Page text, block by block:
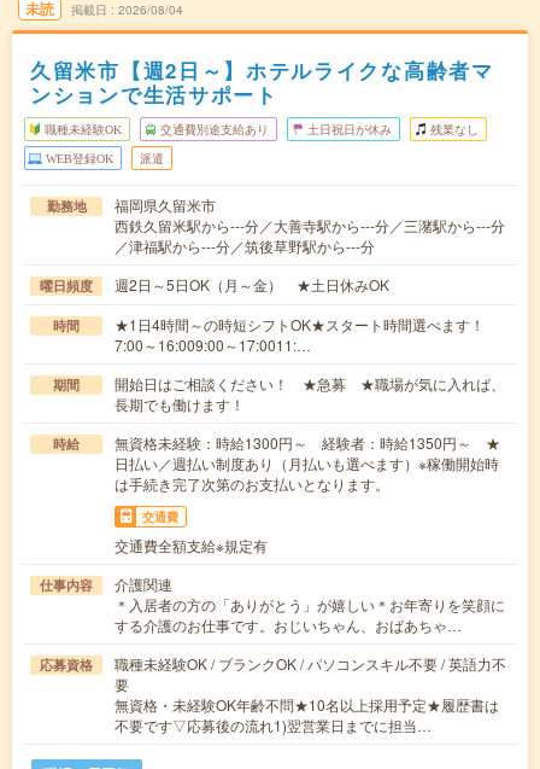
未読 掲載日 2026/08/04
久留米市【週2日～】ホテルライクな高齢者マ
ンションで生活サポート
職種未経験OK 交通費別途支給あり 土日祝日が休み 残業なし
WEB登録OK 派遣
勤務地
福岡県久留米市
西鉄久留米駅から---分／大善寺駅から---分／三潴駅から---分
／津福駅から---分／筑後草野駅から---分
曜日頻度 週2日～5日OK（月～金） ★土日休みOK
時間
★1日4時間～の時短シフトOK★スタート時間選べます！
7:00～16:009:00～17:0011:…
期間
開始日はご相談ください！ ★急募 ★職場が気に入れば、
長期でも働けます！
時給
無資格未経験：時給1300円～ 経験者：時給1350円～ ★
日払い／週払い制度あり（月払いも選べます）※稼働開始時
は手続き完了次第のお支払いとなります。
交通費
交通費全額支給※規定有
仕事内容
介護関連
＊入居者の方の「ありがとう」が嬉しい＊お年寄りを笑顔に
する介護のお仕事です。おじいちゃん、おばあちゃ…
応募資格
職種未経験OK / ブランクOK / パソコンスキル不要 / 英語力不
要
無資格・未経験OK年齢不問★10名以上採用予定★履歴書は
不要です▽応募後の流れ1)翌営業日までに担当…